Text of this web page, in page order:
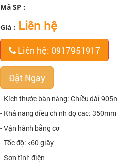
Mã SP :
Giá : Liên hệ
Liên hệ: 0917951917
Đặt Ngay
- Kích thước bàn nâng: Chiều dài
- Khả năng điều chỉnh độ cao:
- Vận hành bằng cơ
- Tốc độ: <60 giây
- Sơn tĩnh điện